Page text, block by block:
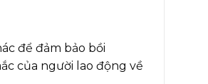
để đảm bảo bồi
của người lao động về